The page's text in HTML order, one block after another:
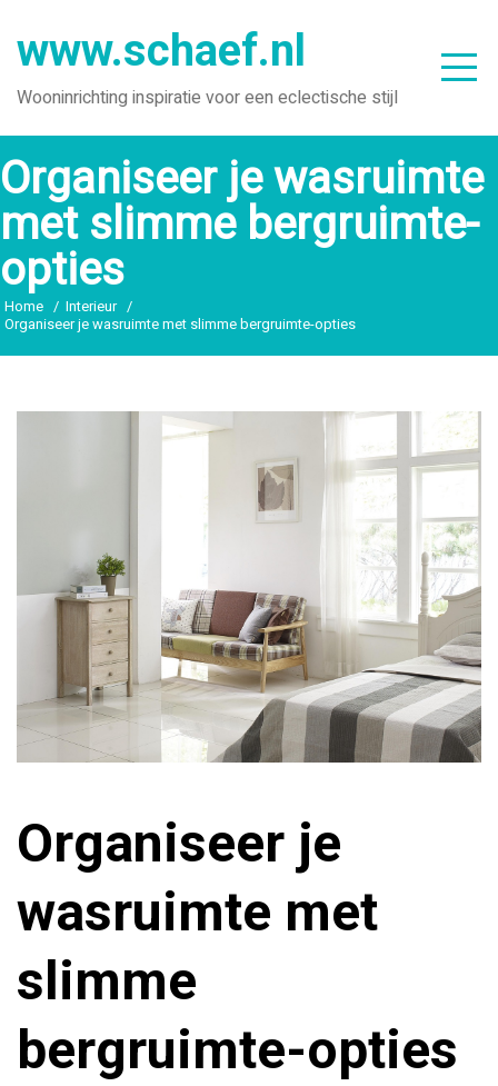
naar
inhoud
www.schaef.nl
Wooninrichting inspiratie voor een eclectische stijl
Organiseer je wasruimte
met slimme bergruimte-
opties
Home
Interieur
Organiseer je wasruimte met slimme bergruimte-opties
Organiseer je
wasruimte met
slimme
bergruimte-opties